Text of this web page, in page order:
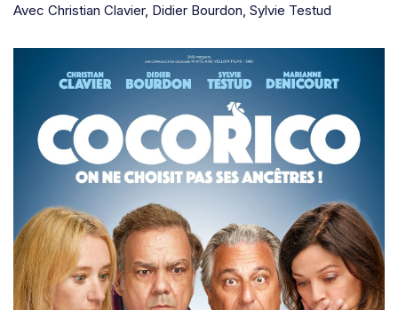
Avec Christian Clavier, Didier Bourdon, Sylvie Testud